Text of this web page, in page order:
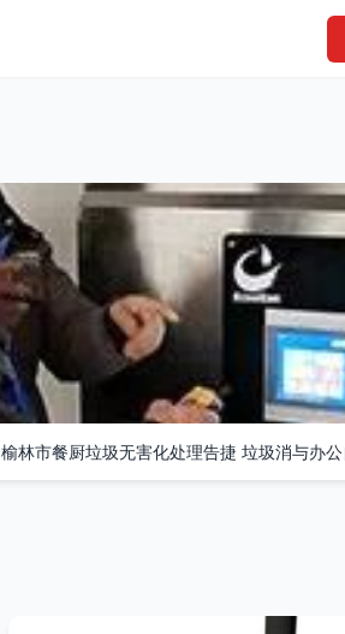
榆林市餐厨垃圾无害化处理告捷 垃圾消与办